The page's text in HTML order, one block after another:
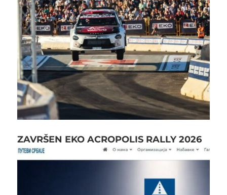
ZAVRŠEN EKO ACROPOLIS RALLY 2026